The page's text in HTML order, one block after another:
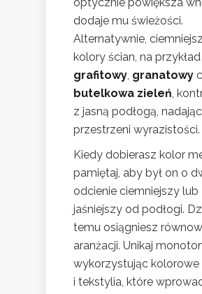
optycznie powiększa
dodaje mu świeżości.
Alternatywnie,
kolory ścian, na przykład
grafitowy, granatowy
butelkowa zieleń,
z jasną podłogą, nadając
przestrzeni wyrazistości.
Kiedy dobierasz kolor
pamiętaj, aby był on o
odcienie ciemniejszy lub
jaśniejszy od podłogi.
temu osiągniesz
aranżacji. Unikaj
wykorzystując kolorowe
i tekstylia, które